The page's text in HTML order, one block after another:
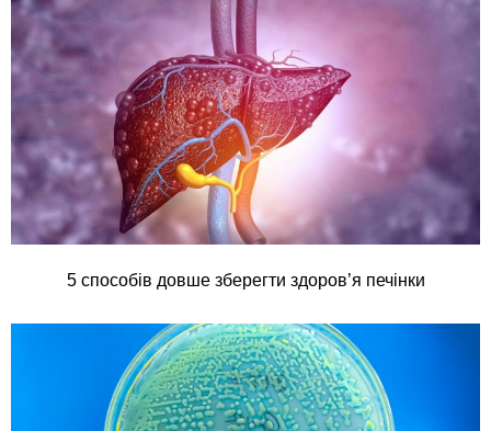
5 способів довше зберегти здоров’я печінки